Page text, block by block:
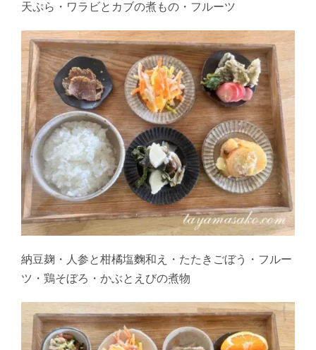
天ぷら・ワラビとカブの煮もの・フルーツ
納豆麹・人参と柑橘塩麴和え・たたきごぼう・フルー
ツ・鶏そぼろ・かぶとえびの煮物